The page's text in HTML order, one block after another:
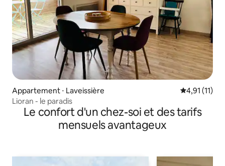
Appartement ⋅ Laveissière Évaluation
4,91 (11)
Lioran - le paradis
Le confort d'un chez-soi et des tarifs
mensuels avantageux